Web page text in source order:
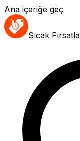
Ana içeriğe geç
Sıcak